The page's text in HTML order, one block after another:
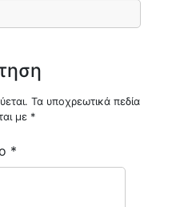
Τα υποχρεωτικά πεδία
με *
*